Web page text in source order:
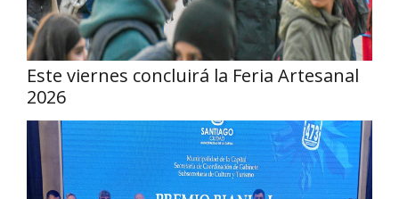
Este viernes concluirá la Feria Artesanal
2026